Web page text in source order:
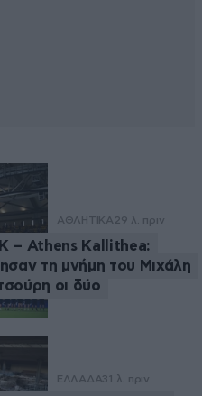
ΑΘΛΗΤΙΚΑ 29 λ. πριν
– Athens Kallithea:
τη μνήμη του Μιχάλη
οι δύο
ΕΛΛΑΔΑ31 λ. πριν